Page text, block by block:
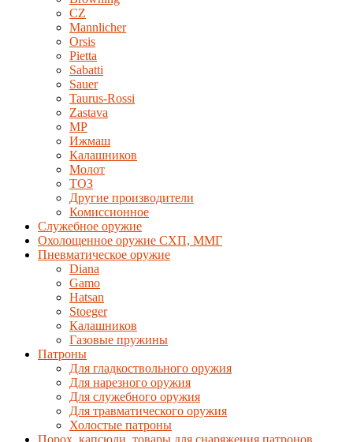
CZ
Mannlicher
Orsis
Pietta
Sabatti
Sauer
Taurus-Rossi
Zastava
MP
Ижмаш
Калашников
Молот
ТОЗ
Другие производители
Комиссионное
Служебное оружие
Охолощенное оружие СХП, ММГ
Пневматическое оружие
Diana
Gamo
Hatsan
Stoeger
Калашников
Газовые пружины
Патроны
Для гладкоствольного оружия
Для нарезного оружия
Для служебного оружия
Для травматического оружия
Холостые патроны
Порох, капсюли, товары для снаряжения патронов